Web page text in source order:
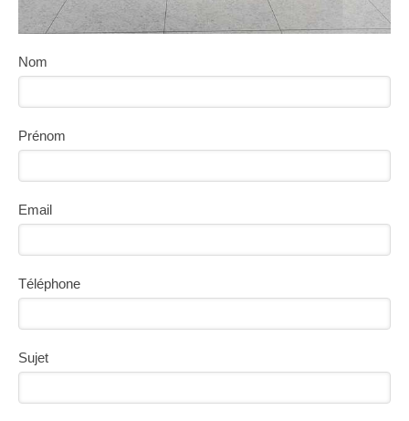
Nom
Prénom
Email
Téléphone
Sujet